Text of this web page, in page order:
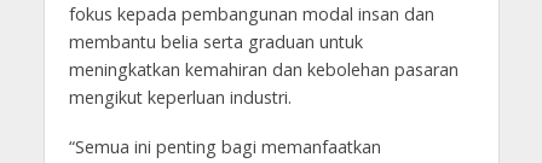
fokus kepada pembangunan modal insan dan
membantu belia serta graduan untuk
meningkatkan kemahiran dan kebolehan pasaran
mengikut keperluan industri.
“Semua ini penting bagi memanfaatkan